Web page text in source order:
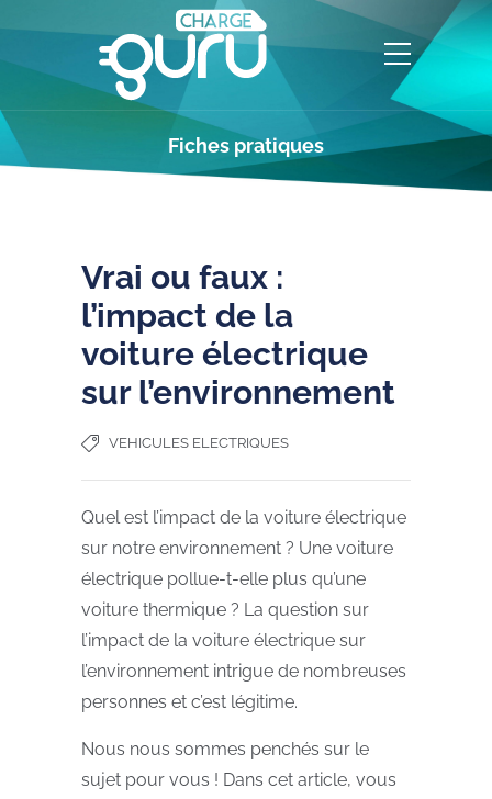
Fiches pratiques
Vrai ou faux :
l’impact de la
voiture électrique
sur l’environnement
VEHICULES ELECTRIQUES
Quel est l’impact de la voiture électrique
sur notre environnement ? Une voiture
électrique pollue-t-elle plus qu’une
voiture thermique ? La question sur
l’impact de la voiture électrique sur
l’environnement intrigue de nombreuses
personnes et c’est légitime.
Nous nous sommes penchés sur le
sujet pour vous ! Dans cet article, vous